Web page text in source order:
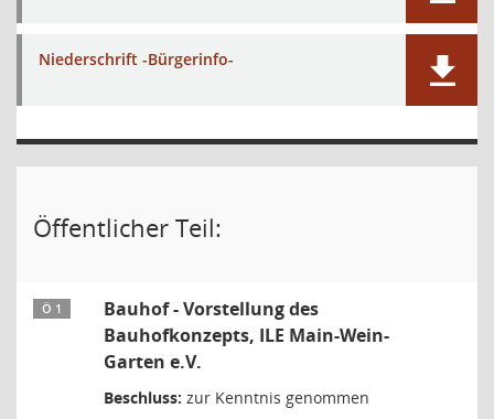
Niederschrift -Bürgerinfo-
Öffentlicher Teil:
Ö 1
Bauhof - Vorstellung des
Bauhofkonzepts, ILE Main-Wein-
Garten e.V.
Beschluss: zur Kenntnis genommen